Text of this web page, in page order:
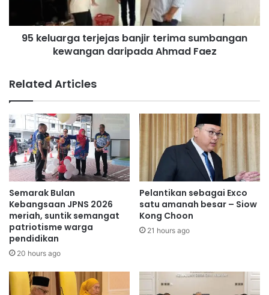
a
2
0
-
S
k
i
S
o
k
o
n
a
n
g
j
e
j
a
s
b
a
n
j
i
r
t
e
r
m
a
95 keluarga terjejas banjir terima sumbangan
kewangan daripada Ahmad Faez
Related Articles
Semarak Bulan
Kebangsaan JPNS 2026
meriah, suntik semangat
patriotisme warga
pendidikan
20 hours ago
Pelantikan sebagai Exco
satu amanah besar – Siow
Kong Choon
21 hours ago